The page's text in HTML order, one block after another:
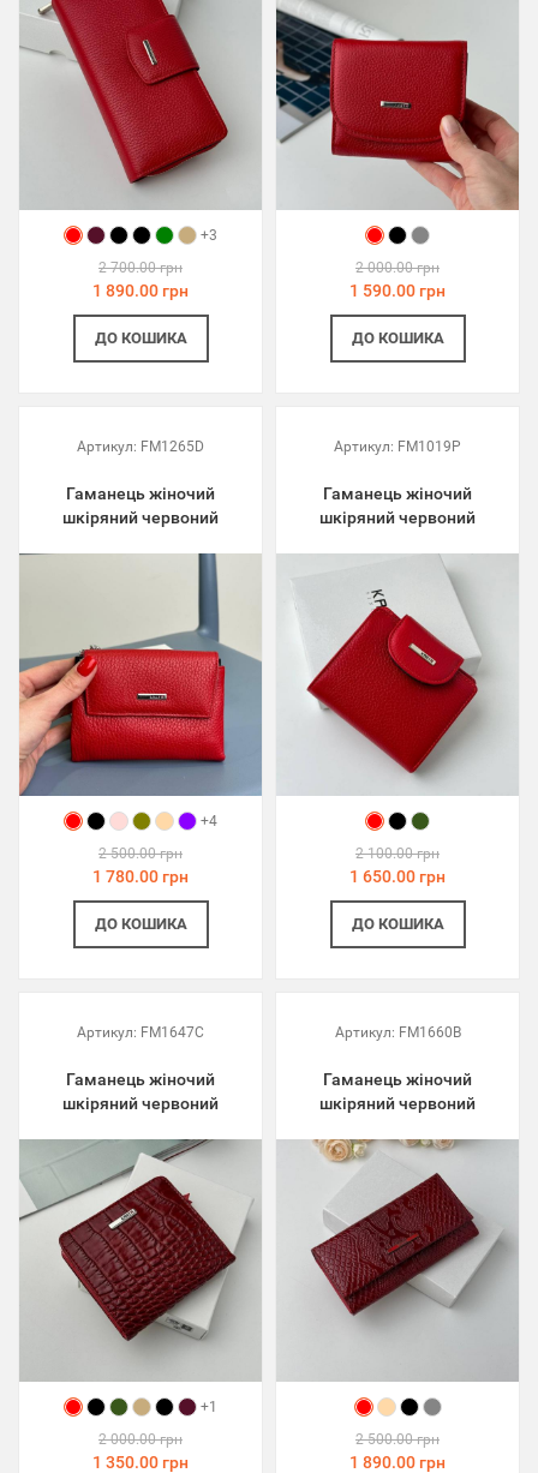
+3
2 700.00 грн
1 890.00 грн
ДО КОШИКА
2 000.00 грн
1 590.00 грн
ДО КОШИКА
Артикул: FM1265D
Гаманець жіночий
шкіряний червоний
+4
2 500.00 грн
1 780.00 грн
ДО КОШИКА
Артикул: FM1019P
Гаманець жіночий
шкіряний червоний
2 100.00 грн
1 650.00 грн
ДО КОШИКА
Артикул: FM1647C
Гаманець жіночий
шкіряний червоний
+1
2 000.00 грн
1 350.00 грн
Артикул: FM1660B
Гаманець жіночий
шкіряний червоний
2 500.00 грн
1 890.00 грн